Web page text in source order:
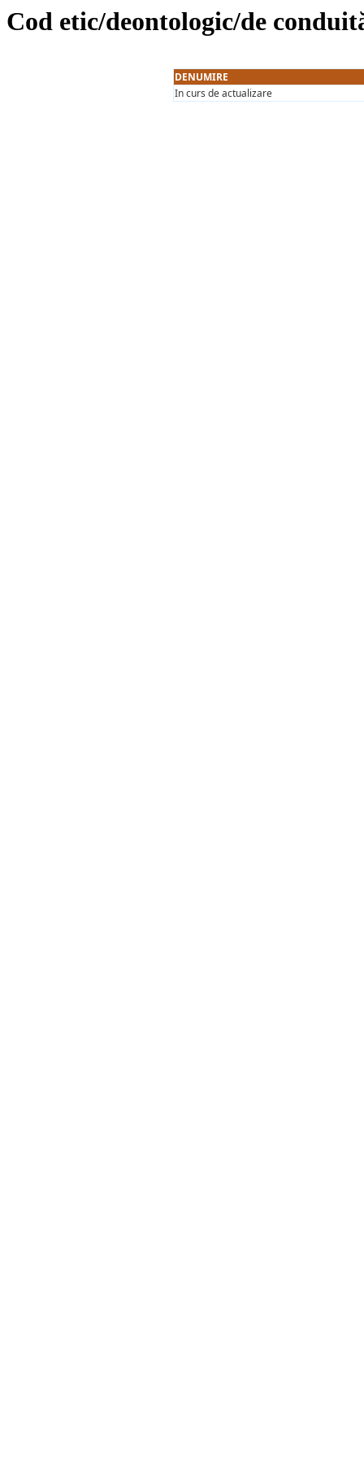
Cod etic/deontologic/de
DENUMIRE
In curs de actualizare